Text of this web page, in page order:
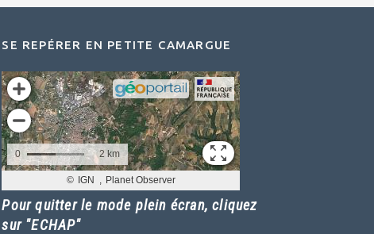
SE REPÉRER EN PETITE CAMARGUE
Pour quitter le mode plein écran, cliquez
sur "ECHAP"